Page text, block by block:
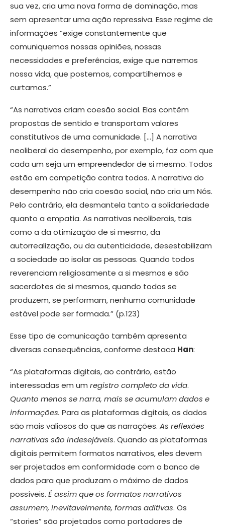
sua vez, cria uma nova forma de dominação, mas
sem apresentar uma ação repressiva. Esse regime de
informações “exige constantemente que
comuniquemos nossas opiniões, nossas
necessidades e preferências, exige que narremos
nossa vida, que postemos, compartilhemos e
curtamos.”
“As narrativas criam coesão social. EIas contêm
propostas de sentido e transportam valores
constitutivos de uma comunidade. […] A narrativa
neoliberal do desempenho, por exemplo, faz com que
cada um seja um empreendedor de si mesmo. Todos
estão em competição contra todos. A narrativa do
desempenho não cria coesão social, não cria um Nós.
Pelo contrário, ela desmantela tanto a solidariedade
quanto a empatia. As narrativas neoliberais, tais
como a da otimização de si mesmo, da
autorrealização, ou da autenticidade, desestabilizam
a sociedade ao isolar as pessoas. Quando todos
reverenciam religiosamente a si mesmos e são
sacerdotes de si mesmos, quando todos se
produzem, se performam, nenhuma comunidade
estável pode ser formada.” (p.123)
Esse tipo de comunicação também apresenta
diversas consequências, conforme destaca Han:
“As plataformas digitais, ao contrário, estão
interessadas em um registro completo da vida.
Quanto menos se narra, mais se acumulam dados e
informações. Para as plataformas digitais, os dados
são mais valiosos do que as narrações. As reflexões
narrativas são indesejáveis. Quando as plataformas
digitais permitem formatos narrativos, eles devem
ser projetados em conformidade com o banco de
dados para que produzam o máximo de dados
possíveis. É assim que os formatos narrativos
assumem, inevitavelmente, formas aditivas. Os
“stories” são projetados como portadores de